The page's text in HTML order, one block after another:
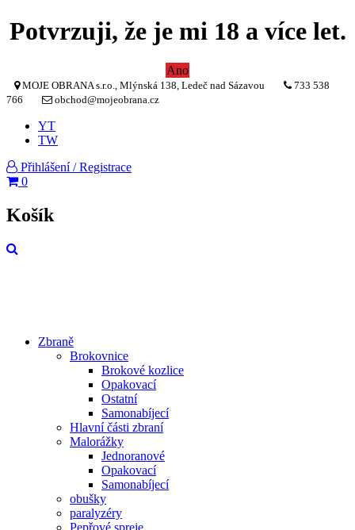
Potvrzuji, že je mi 18 a více let.
Ano
MOJE OBRANA s.r.o., Mlýnská 138, Ledeč nad Sázavou
733 538
766
obchod@mojeobrana.cz
YT
TW
Přihlášení / Registrace
0
Košík
Zbraně
Brokovnice
Brokové kozlice
Opakovací
Ostatní
Samonabíjecí
Hlavní části zbraní
Malorážky
Jednoranové
Opakovací
Samonabíjecí
obušky
paralyzéry
Pepřové spreje